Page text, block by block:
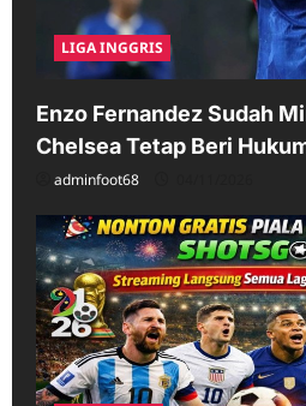
LIGA INGGRIS
Enzo Fernandez Sudah
Chelsea Tetap Beri
adminfoot68